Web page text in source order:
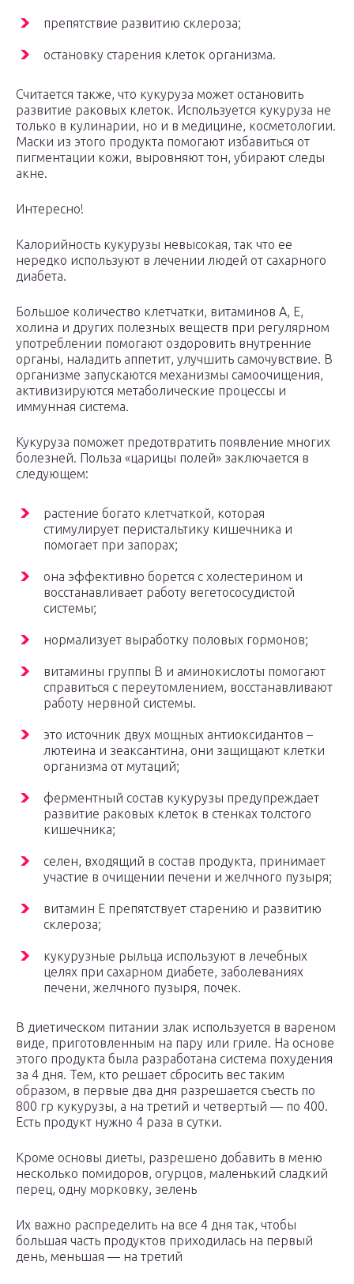
препятствие развитию склероза;
остановку старения клеток организма.
Считается также, что кукуруза может остановить
развитие раковых клеток. Используется кукуруза не
только в кулинарии, но и в медицине, косметологии.
Маски из этого продукта помогают избавиться от
пигментации кожи, выровняют тон, убирают следы
акне.
Интересно!
Калорийность кукурузы невысокая, так что ее
нередко используют в лечении людей от сахарного
диабета.
Большое количество клетчатки, витаминов А, Е,
холина и других полезных веществ при регулярном
употреблении помогают оздоровить внутренние
органы, наладить аппетит, улучшить самочувствие. В
организме запускаются механизмы самоочищения,
активизируются метаболические процессы и
иммунная система.
Кукуруза поможет предотвратить появление многих
болезней. Польза «царицы полей» заключается в
следующем:
растение богато клетчаткой, которая
стимулирует перистальтику кишечника и
помогает при запорах;
она эффективно борется с холестерином и
восстанавливает работу вегетососудистой
системы;
нормализует выработку половых гормонов;
витамины группы В и аминокислоты помогают
справиться с переутомлением, восстанавливают
работу нервной системы.
это источник двух мощных антиоксидантов –
лютеина и зеаксантина, они защищают клетки
организма от мутаций;
ферментный состав кукурузы предупреждает
развитие раковых клеток в стенках толстого
кишечника;
селен, входящий в состав продукта, принимает
участие в очищении печени и желчного пузыря;
витамин Е препятствует старению и развитию
склероза;
кукурузные рыльца используют в лечебных
целях при сахарном диабете, заболеваниях
печени, желчного пузыря, почек.
В диетическом питании злак используется в вареном
виде, приготовленным на пару или гриле. На основе
этого продукта была разработана система похудения
за 4 дня. Тем, кто решает сбросить вес таким
образом, в первые два дня разрешается съесть по
800 гр кукурузы, а на третий и четвертый — по 400.
Есть продукт нужно 4 раза в сутки.
Кроме основы диеты, разрешено добавить в меню
несколько помидоров, огурцов, маленький сладкий
перец, одну морковку, зелень
Их важно распределить на все 4 дня так, чтобы
большая часть продуктов приходилась на первый
день, меньшая — на третий